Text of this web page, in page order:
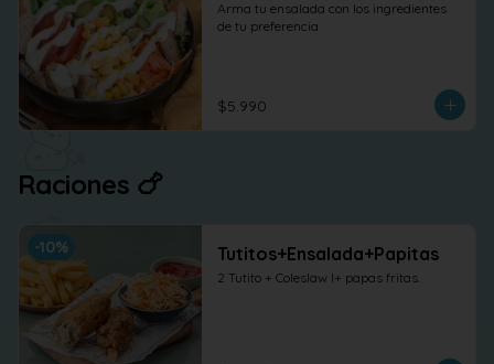
Arma tu ensalada con los ingredientes
de tu preferencia
$5.990
Raciones 🍗
-10% Tutitos+Ensalada+Papitas
2 Tutito + Coleslaw l+ papas fritas.